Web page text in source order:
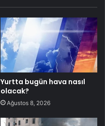
Yurtta bugün hava nasıl
olacak?
Ağustos 8, 2026